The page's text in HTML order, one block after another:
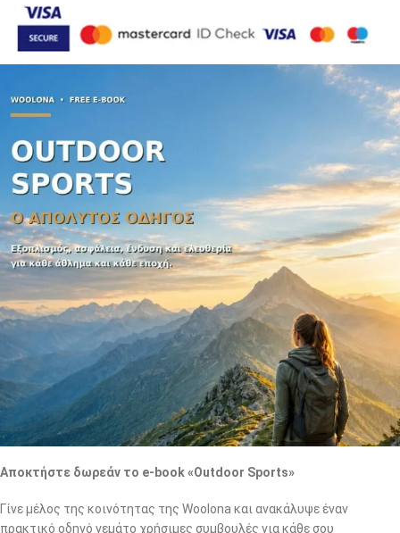
Αποκτήστε δωρεάν το e-book «Outdoor Sports»
Γίνε μέλος της κοινότητας της Woolona και ανακάλυψε έναν
πρακτικό οδηγό γεμάτο χρήσιμες συμβουλές για κάθε σου